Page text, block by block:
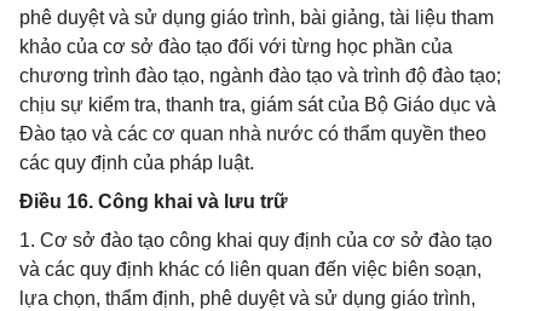
phê duyệt và sử dụng giáo trình, bài giảng, tài liệu tham
khảo của cơ sở đào tạo đối với từng học phần của
chương trình đào tạo, ngành đào tạo và trình độ đào tạo;
chịu sự kiểm tra, thanh tra, giám sát của Bộ Giáo dục và
Đào tạo và các cơ quan nhà nước có thẩm quyền theo
các quy định của pháp luật.
Điều 16. Công khai và lưu trữ
1. Cơ sở đào tạo công khai quy định của cơ sở đào tạo
và các quy định khác có liên quan đến việc biên soạn,
lựa chọn, thẩm định, phê duyệt và sử dụng giáo trình,